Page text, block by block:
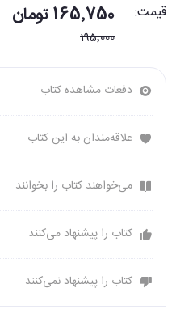
قیمت: 165٬750 تومان
195٬000
دفعات مشاهده کتاب
علاقه‌مندان به این کتاب
می‌خواهند کتاب را بخوانند.
کتاب را پیشنهاد می‌کنند
کتاب را پیشنهاد نمی‌کنند